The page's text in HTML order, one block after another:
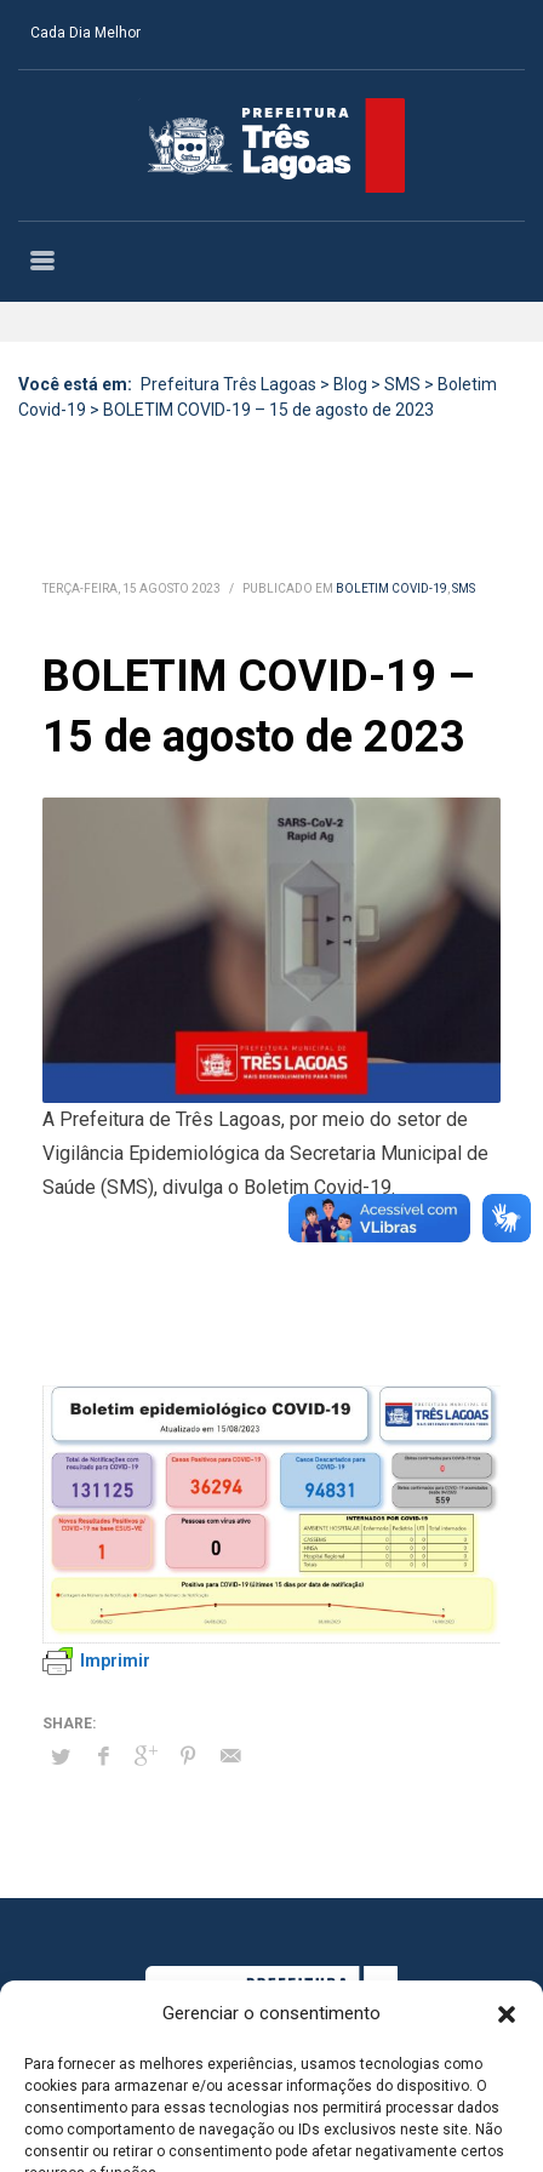
Gerenciar o consentimento
Para fornecer as melhores experiências, usamos tecnologias como
cookies para armazenar e/ou acessar informações do dispositivo. O
consentimento para essas tecnologias nos permitirá processar dados
como comportamento de navegação ou IDs exclusivos neste site. Não
consentir ou retirar o consentimento pode afetar negativamente certos
Cada Dia Melhor
Você está em: Prefeitura Três Lagoas > Blog > SMS > Boletim
Covid-19 > BOLETIM COVID-19 – 15 de agosto de 2023
TERÇA-FEIRA, 15 AGOSTO 2023 / PUBLICADO EM BOLETIM COVID-19,SMS
BOLETIM COVID-19 –
15 de agosto de 2023
A Prefeitura de Três Lagoas, por meio do setor de
Vigilância Epidemiológica da Secretaria Municipal de
Saúde (SMS), divulga o Boletim Covid-19.
Imprimir
MAPA DO SITE